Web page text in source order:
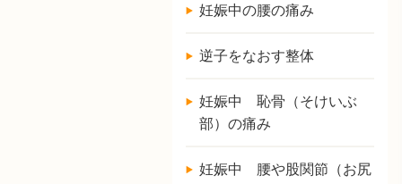
妊娠中の腰の痛み
逆子をなおす整体
妊娠中 恥骨（そけいぶ
部）の痛み
妊娠中 腰や股関節（お尻